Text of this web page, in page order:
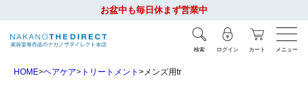
お盆中も毎日休まず営業中
検索 ログイン カート メニュー
HOME ヘアケア トリートメント メンズ用tr